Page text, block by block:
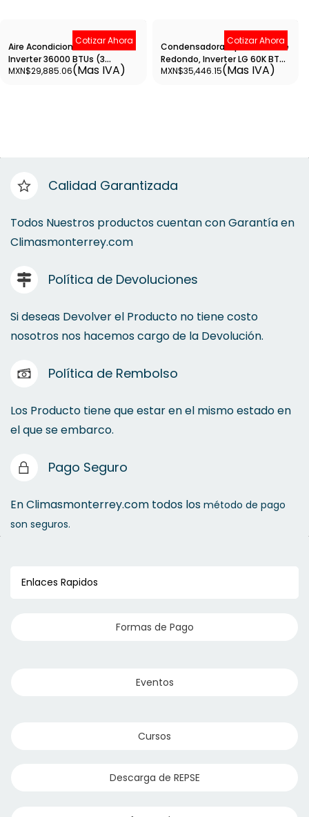
Cotizar Ahora
Aire Acondicionado Cassete
Inverter 36000 BTUs (3
Toneladas) Frío Calor gas
MXN$29,885.06(Mas IVA)
Cotizar Ahora
Condensadora Tipo Cassette
Redondo, Inverter LG 60K BTU
220V Frio/Calor - AUUW60GH3
MXN$35,446.15(Mas IVA)
Calidad Garantizada
Todos Nuestros productos cuentan con Garantía en
Climasmonterrey.com
Política de Devoluciones
Si deseas Devolver el Producto no tiene costo
nosotros nos hacemos cargo de la Devolución.
Política de Rembolso
Los Producto tiene que estar en el mismo estado en
el que se embarco.
Pago Seguro
En Climasmonterrey.com todos los método de pago
son seguros.
Enlaces Rapidos
Formas de Pago
Eventos
Cursos
Descarga de REPSE